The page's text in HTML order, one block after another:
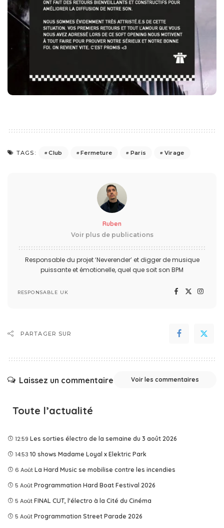
TAGS: Club Fermeture Paris Virage
Ruben
Voir plus de publications
Responsable du projet ‘Neverender’ et digger de musique
puissante et émotionelle, quel que soit son BPM
RESPONSABLE UK
PARTAGER SUR
Laissez un commentaire Voir les commentaires
Toute l’actualité
12:59 Les sorties électro de la semaine du 3 août 2026
14:53 10 shows Madame Loyal x Elektric Park
6 Août La Hard Music se mobilise contre les incendies
5 Août Programmation Hard Boat Festival 2026
5 Août FINAL CUT, l'électro à la Cité du Cinéma
5 Août Programmation Street Parade 2026